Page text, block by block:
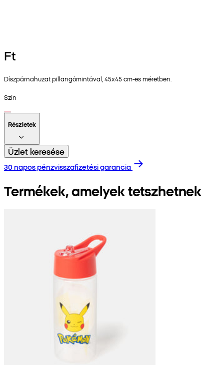
Ft
Díszpárnahuzat pillangómintával, 45x45 cm-es méretben.
Szín
Részletek
Üzlet keresése
30 napos pénzvisszafizetési garancia
Termékek, amelyek tetszhetnek